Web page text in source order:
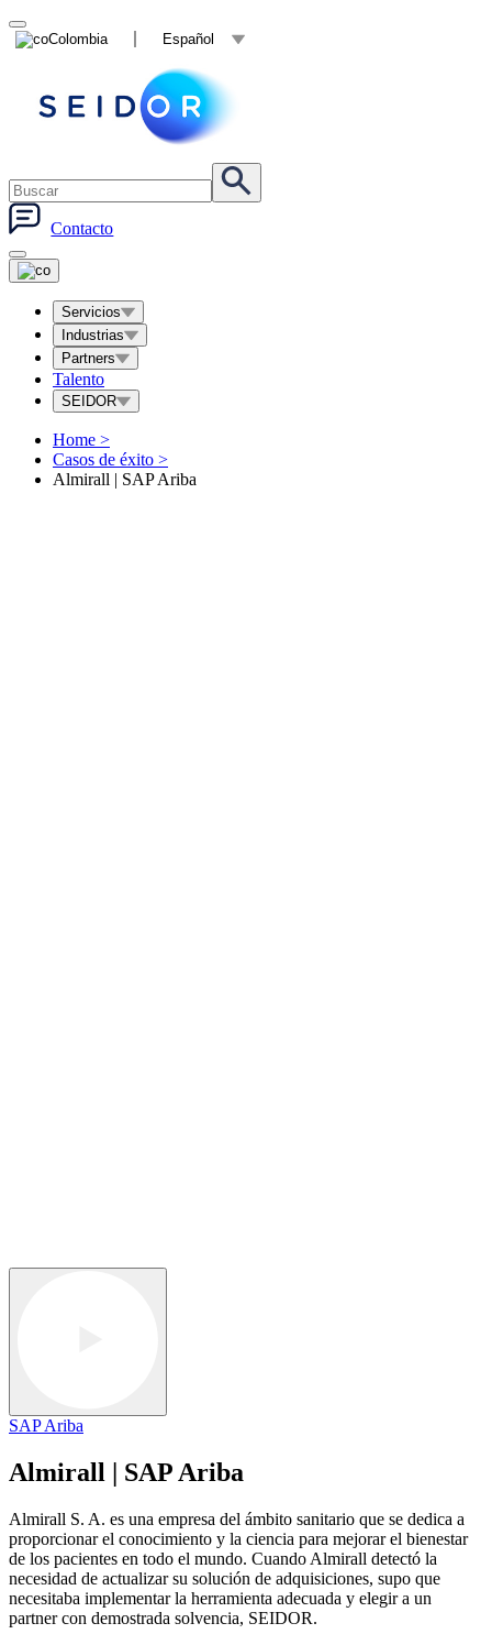
Colombia Español
Contacto
Servicios
Industrias
Partners
Talento
SEIDOR
Home >
Casos de éxito >
Almirall | SAP Ariba
SAP Ariba
Almirall | SAP Ariba
Almirall S. A. es una empresa del ámbito sanitario que se dedica a
proporcionar el conocimiento y la ciencia para mejorar el bienestar
de los pacientes en todo el mundo. Cuando Almirall detectó la
necesidad de actualizar su solución de adquisiciones, supo que
necesitaba implementar la herramienta adecuada y elegir a un
partner con demostrada solvencia, SEIDOR.